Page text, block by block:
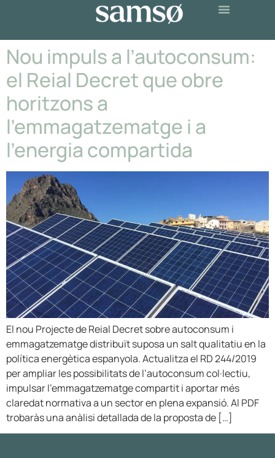
Nou impuls a l’autoconsum:
el Reial Decret que obre
horitzons a
l’emmagatzematge i a
l’energia compartida
El nou Projecte de Reial Decret sobre autoconsum i
emmagatzematge distribuït suposa un salt qualitatiu en la
política energètica espanyola. Actualitza el RD 244/2019
per ampliar les possibilitats de l’autoconsum col·lectiu,
impulsar l’emmagatzematge compartit i aportar més
claredat normativa a un sector en plena expansió. Al PDF
trobaràs una anàlisi detallada de la proposta de […]